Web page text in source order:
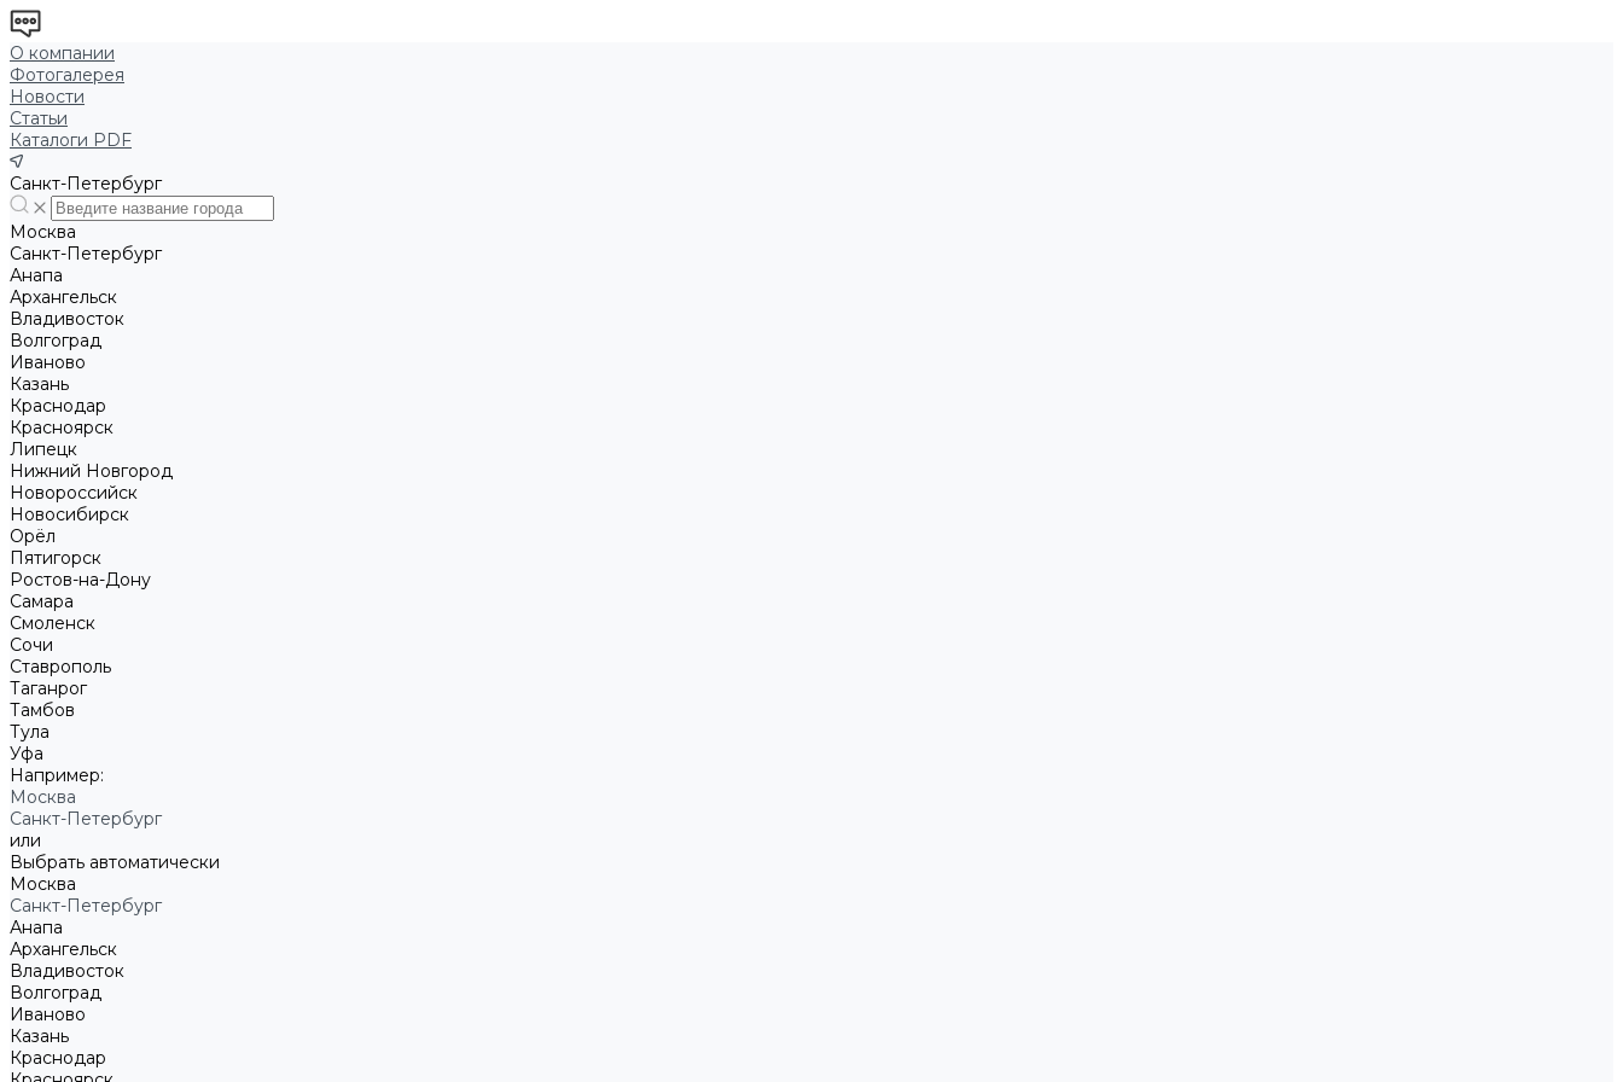
О компании
Фотогалерея
Новости
Статьи
Каталоги PDF
Санкт-Петербург
Москва
Санкт-Петербург
Анапа
Архангельск
Владивосток
Волгоград
Иваново
Казань
Краснодар
Красноярск
Липецк
Нижний Новгород
Новороссийск
Новосибирск
Орёл
Пятигорск
Ростов-на-Дону
Самара
Смоленск
Сочи
Ставрополь
Таганрог
Тамбов
Тула
Уфа
Например:
Москва
Санкт-Петербург
или
Выбрать автоматически
Москва
Санкт-Петербург
Анапа
Архангельск
Владивосток
Волгоград
Иваново
Казань
Краснодар